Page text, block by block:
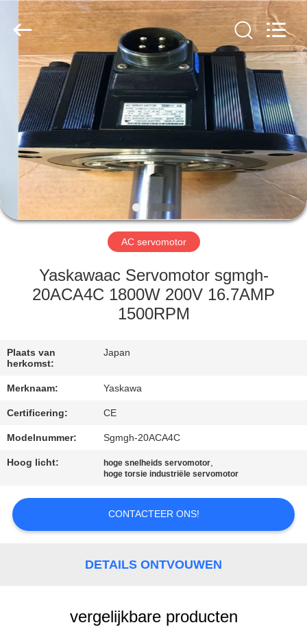
HUIS
PRODUCTEN
ONGEVEER
ONS
FABRIEKSREIS
KWALITEITSCONTROLE
CONTACTEER
CITAAT
SITEMAP
PRIVACY
POLICY
Viyork
Technology
LTD.
Reserved.
AC servomotor
Yaskawaac Servomotor sgmgh-
20ACA4C 1800W 200V 16.7AMP
1500RPM
Plaats van
herkomst:
Japan
Merknaam: Yaskawa
Certificering: CE
Modelnummer: Sgmgh-20ACA4C
Hoog licht: hoge snelheids servomotor,
hoge torsie industriële servomotor
CONTACTEER ONS!
DETAILS ONTVOUWEN
vergelijkbare producten